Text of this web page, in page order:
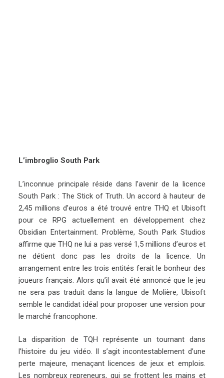
L’imbroglio South Park
L’inconnue principale réside dans l’avenir de la licence
South Park : The Stick of Truth. Un accord à hauteur de
2,45 millions d’euros a été trouvé entre THQ et Ubisoft
pour ce RPG actuellement en développement chez
Obsidian Entertainment. Problème, South Park Studios
affirme que THQ ne lui a pas versé 1,5 millions d’euros et
ne détient donc pas les droits de la licence. Un
arrangement entre les trois entités ferait le bonheur des
joueurs français. Alors qu’il avait été annoncé que le jeu
ne sera pas traduit dans la langue de Molière, Ubisoft
semble le candidat idéal pour proposer une version pour
le marché francophone.
La disparition de TQH représente un tournant dans
l’histoire du jeu vidéo. Il s’agit incontestablement d’une
perte majeure, menaçant licences de jeux et emplois.
Les nombreux repreneurs, qui se frottent les mains et